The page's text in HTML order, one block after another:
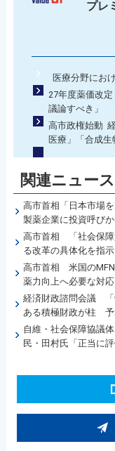
プレ
医療分野にお
27年度薬価改
議論すべき」
高市政権始動
医療」「合成生
関連ニュース
高市首相「日本市場
製薬企業に投資呼び
高市首相 「社会保障
る改革の具体化を指
高市首相 米国の
薬力向上へ必要な対
経済財政諮問会議
ある積極財政が柱 予
自維・社会保障協議
民・田村氏「正当に